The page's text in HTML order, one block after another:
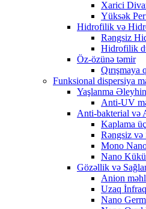
Xarici
Yüksək
Hidrofilik və
Rəngsiz
Hidrofilik
Öz-özünə təmir
Funksional dispersiya
Yaşlanma
Anti-UV
Anti-bakterial və
Kaplama
Rəngsiz
Mono
Nano
Gözəllik və
Anion
Uzaq
Nano